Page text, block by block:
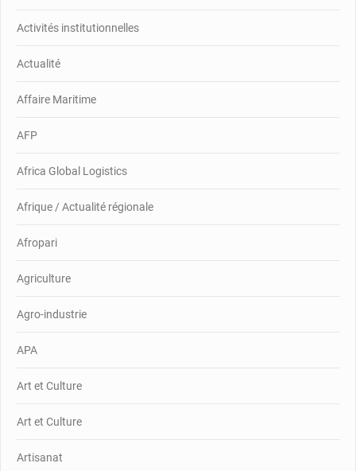
Activités institutionnelles
Actualité
Affaire Maritime
AFP
Africa Global Logistics
Afrique / Actualité régionale
Afropari
Agriculture
Agro-industrie
APA
Art et Culture
Art et Culture
Artisanat